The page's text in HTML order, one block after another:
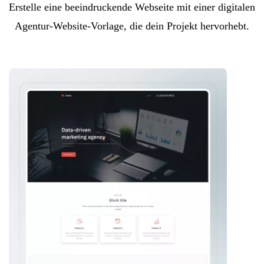
Erstelle eine beeindruckende Webseite mit einer digitalen
Agentur-Website-Vorlage, die dein Projekt hervorhebt.